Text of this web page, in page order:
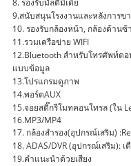
8. รองรับมัลติมีเดีย
9.สนับสนุนโรงงานและหลังการข
10. รองรับกล้องหน้า, กล้องด้าน
11.รวมเครือข่าย WIFI
12.Bluetooth สำหรับโทรศัพท์ต
แบบข้อมูล
13.โปรแกรมดูภาพ
14.พอร์ตAUX
15.จอยสติ๊กรีโมทคอนโทรล (ใน
16.MP3/MP4
17. กล้องสำรอง(อุปกรณ์เสริม)
18. ADAS/DVR (อุปกรณ์เสริม):
19.คำแนะนำด้วยเสียง